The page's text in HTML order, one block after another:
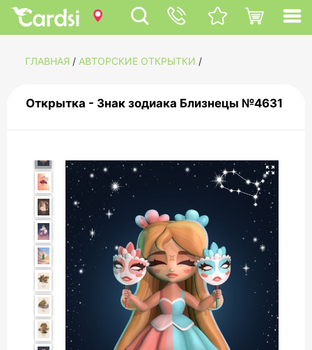
ГЛАВНАЯ / АВТОРСКИЕ ОТКРЫТКИ /
Открытка - Знак зодиака Близнецы №4631